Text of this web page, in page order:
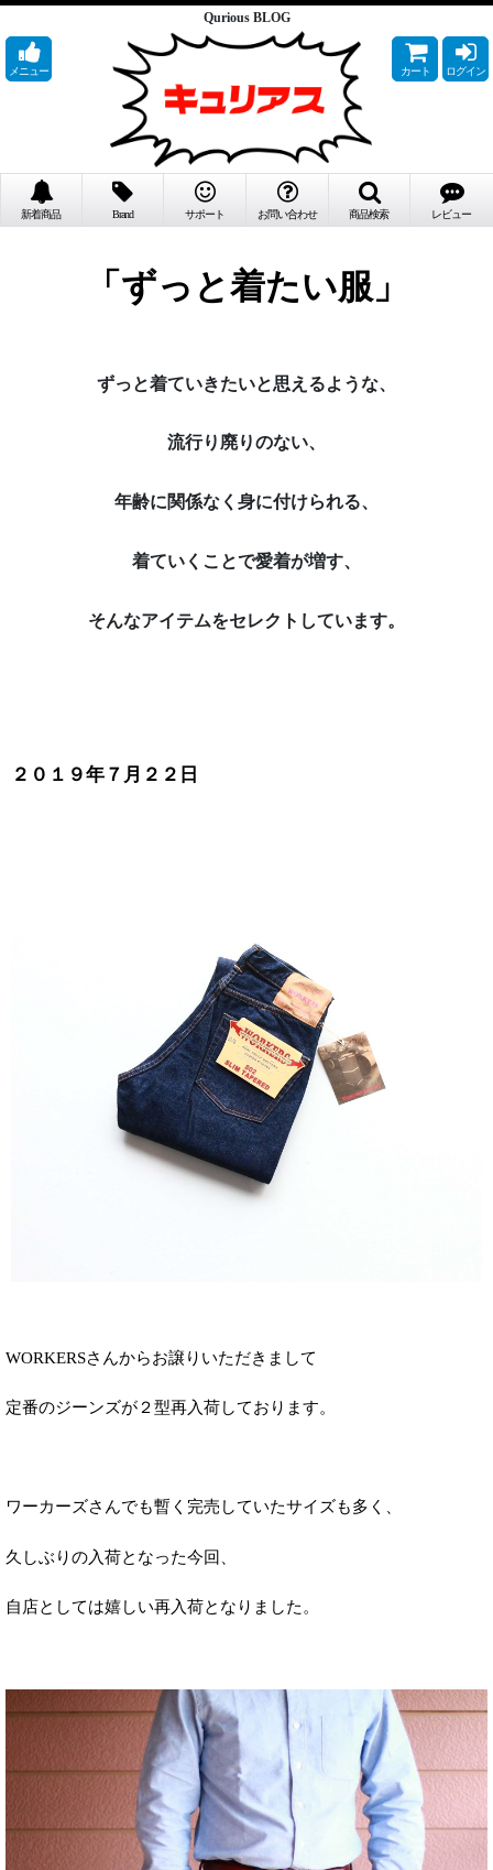
Qurious BLOG
「ずっと着たい服」
ずっと着ていきたいと思えるような、
流行り廃りのない、
年齢に関係なく身に付けられる、
着ていくことで愛着が増す、
そんなアイテムをセレクトしています。
メニュー カート ログイン
新着商品 Brand サポート お問い合わせ 商品検索 レビュー
２０１９年７月２２日
WORKERSさんからお譲りいただきまして
定番のジーンズが２型再入荷しております。
ワーカーズさんでも暫く完売していたサイズも多く、
久しぶりの入荷となった今回、
自店としては嬉しい再入荷となりました。